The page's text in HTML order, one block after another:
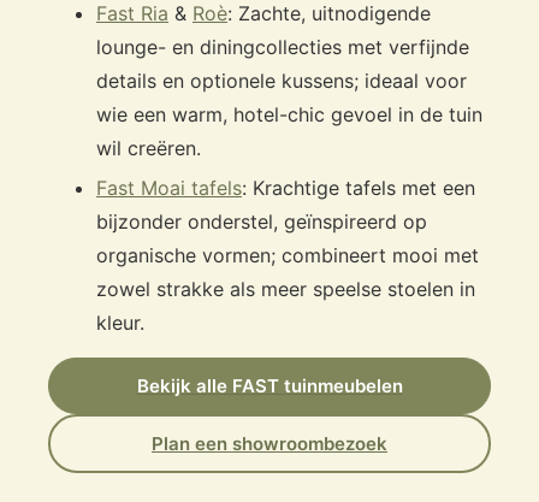
Fast Ria & Roè: Zachte, uitnodigende
lounge- en diningcollecties met verfijnde
details en optionele kussens; ideaal voor
wie een warm, hotel-chic gevoel in de tuin
wil creëren.
Fast Moai tafels: Krachtige tafels met een
bijzonder onderstel, geïnspireerd op
organische vormen; combineert mooi met
zowel strakke als meer speelse stoelen in
kleur.
Bekijk alle FAST tuinmeubelen
Plan een showroombezoek